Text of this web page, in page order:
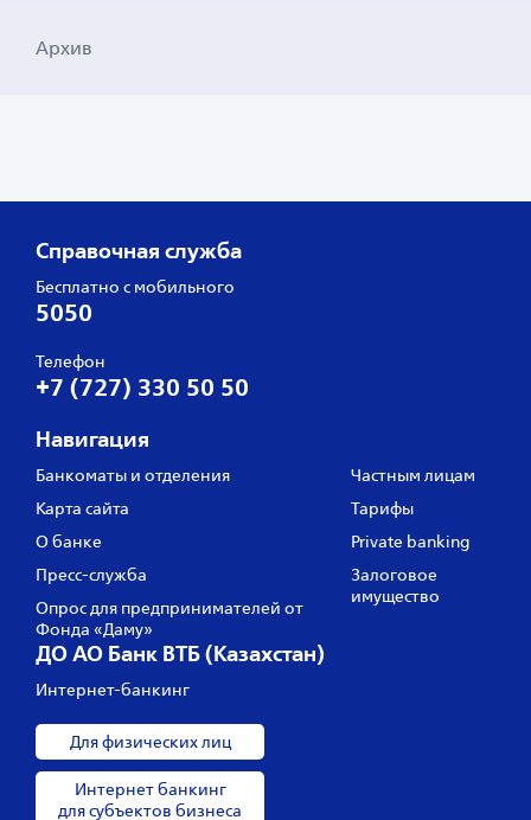
Архив
Справочная служба
Бесплатно с мобильного
5050
Телефон
+7 (727) 330 50 50
Навигация
Банкоматы и отделения
Карта сайта
О банке
Пресс‑служба
Опрос для предпринимателей от
Фонда «Даму»
Частным лицам
Тарифы
Private banking
Залоговое
имущество
ДО АО Банк ВТБ (Казахстан)
Интернет-банкинг
Для физических лиц
Интернет банкинг
для субъектов бизнеса